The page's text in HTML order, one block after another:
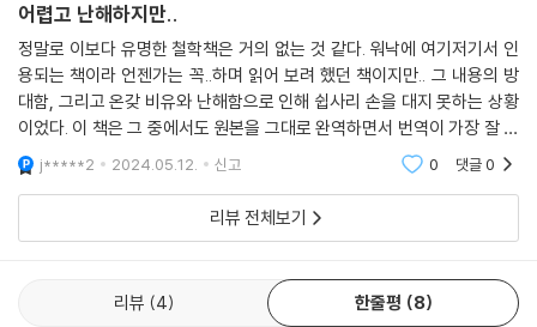
던 니체 철학의 윤곽이 차츰 드러나서, 마지막 페이지를 넘길 때면, 고독했
던 시인이자 철학자인 니체가 우리의 영혼에 건네는 음성을 또렷이 들을
수 있다.
이 책에서 만날 수 있는 또 하나 소중한 경험 거리는 니체의 단단한 문장이
다. 때로는 파도가 몰아치는 바닷가의 칼바람같이 힘차고 때로는 가을 오
후 정원을 비추는 햇살처럼 따사롭다. 니체 문장이 독일 문학의 한 경지를
이룩했다는 평가가 나오는 이유다.
백승영 교수는 원문의 뜻뿐 아니라 문장의 힘과 매력 역시 고스란히 우리
말로 전달하기 위해 세심하게 다듬고 살펴 옮겼다. 단어 하나하나, 원문의
어렵고 난해하지만..
정말로 이보다 유명한 철학책은 거의 없는 것 같다. 워낙에 여기저기서 인
용되는 책이라 언젠가는 꼭..하며 읽어 보려 했던 책이지만.. 그 내용의 방
대함, 그리고 온갖 비유와 난해함으로 인해 쉽사리 손을 대지 못하는 상황
이었다. 이 책은 그 중에서도 원본을 그대로 완역하면서 번역이 가장 잘 되
서 나온 책이라고 생각한다.
j*****2 2024.05.12. 신고 0 댓글0
리뷰 전체보기
리뷰 4 한줄평 8